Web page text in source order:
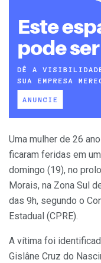
Uma mulher de 26
ficaram feridas em
domingo (19), no
Morais, na Zona Sul
das 9h, segundo o
Estadual (CPRE).
A vítima foi
Gislâne Cruz do